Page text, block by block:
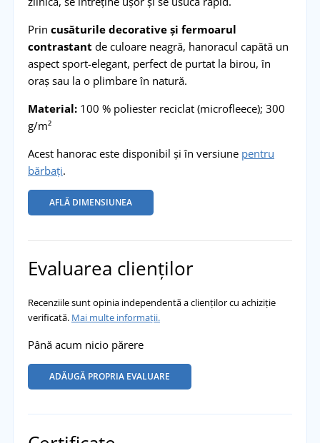
Prin cusăturile decorative și fermoarul
contrastant de culoare neagră, hanoracul capătă un
aspect sport-elegant, perfect de purtat la birou, în
oraș sau la o plimbare în natură.
Material:100 % poliester reciclat (microfleece); 300
g/m²
Acest hanorac este disponibil și în versiune pentru
bărbați.
AFLĂ DIMENSIUNEA
Evaluarea clienților
Recenziile sunt opinia independentă a clienților cu achiziție
verificată. Mai multe informații.
Până acum nicio părere
ADĂUGĂ PROPRIA EVALUARE